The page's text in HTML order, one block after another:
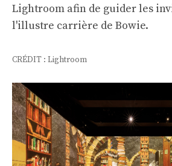
Lightroom afin de guider les
l'illustre carrière de Bowie.
CRÉDIT : Lightroom